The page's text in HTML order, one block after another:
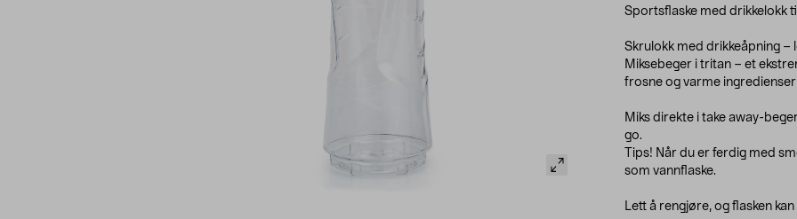
Sportsflaske med drikkelokk
Skrulokk med drikkeåpning –
Miksebeger i tritan – et
frosne og varme
Miks direkte i take away-
go.
Tips! Når du er ferdig med
som vannflaske.
Lett å rengjøre, og flasken kan